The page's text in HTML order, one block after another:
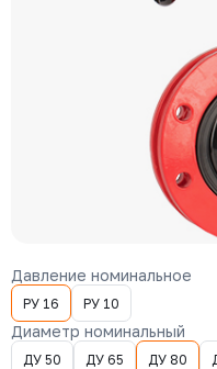
Одинцово, Внуковская
Пункт выдачи заказов
Давление номинальное
РУ 16 РУ 10
Диаметр номинальный
ДУ 50 ДУ 65 ДУ 80